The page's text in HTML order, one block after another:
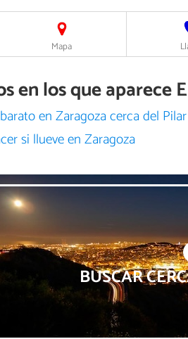
Mapa
en los que aparece
en Zaragoza cerca del Pilar
si llueve en Zaragoza
BUSCAR